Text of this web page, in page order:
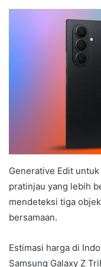
Generative Edit
pratinjau yang lebih
mendeteksi tiga
bersamaan.
Estimasi harga di
Samsung Galaxy Z